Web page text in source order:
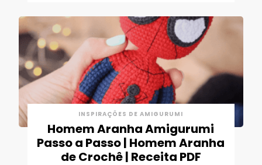
INSPIRAÇÕES DE AMIGURUMI
Homem Aranha Amigurumi
Passo a Passo | Homem Aranha
de Crochê | Receita PDF